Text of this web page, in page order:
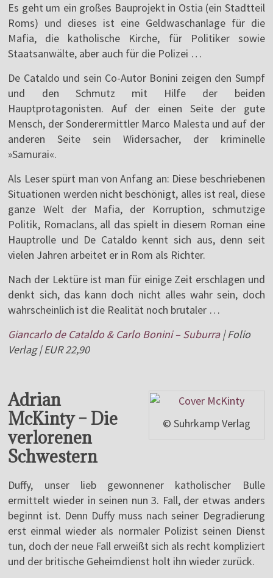
Es geht um ein großes Bauprojekt in Ostia (ein Stadtteil
Roms) und dieses ist eine Geldwaschanlage für die
Mafia, die katholische Kirche, für Politiker sowie
Staatsanwälte, aber auch für die Polizei …
De Cataldo und sein Co-Autor Bonini zeigen den Sumpf
und den Schmutz mit Hilfe der beiden
Hauptprotagonisten. Auf der einen Seite der gute
Mensch, der Sonderermittler Marco Malesta und auf der
anderen Seite sein Widersacher, der kriminelle
»Samurai«.
Als Leser spürt man von Anfang an: Diese beschriebenen
Situationen werden nicht beschönigt, alles ist real, diese
ganze Welt der Mafia, der Korruption, schmutzige
Politik, Romaclans, all das spielt in diesem Roman eine
Hauptrolle und De Cataldo kennt sich aus, denn seit
vielen Jahren arbeitet er in Rom als Richter.
Nach der Lektüre ist man für einige Zeit erschlagen und
denkt sich, das kann doch nicht alles wahr sein, doch
wahrscheinlich ist die Realität noch brutaler …
Giancarlo de Cataldo & Carlo Bonini – Suburra| Folio
Verlag | EUR 22,90
© Suhrkamp Verlag
Adrian
McKinty – Die
verlorenen
Schwestern
Duffy, unser lieb gewonnener katholischer Bulle
ermittelt wieder in seinen nun 3. Fall, der etwas anders
beginnt ist. Denn Duffy muss nach seiner Degradierung
erst einmal wieder als normaler Polizist seinen Dienst
tun, doch der neue Fall erweißt sich als recht kompliziert
und der britische Geheimdienst holt ihn wieder zurück.